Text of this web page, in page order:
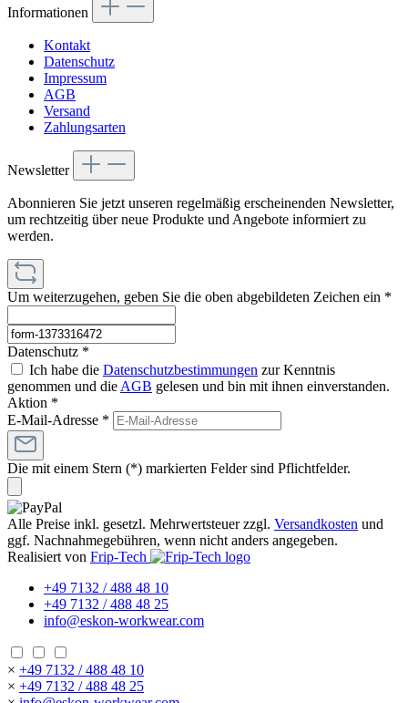
Informationen
Kontakt
Datenschutz
Impressum
AGB
Versand
Zahlungsarten
Newsletter
Abonnieren Sie jetzt unseren regelmäßig erscheinenden Newsletter,
um rechtzeitig über neue Produkte und Angebote informiert zu
werden.
Um weiterzugehen, geben Sie die oben abgebildeten Zeichen ein *
Datenschutz *
Ich habe die Datenschutzbestimmungen zur Kenntnis
genommen und die AGB gelesen und bin mit ihnen einverstanden.
Aktion *
E-Mail-Adresse *
Die mit einem Stern (*) markierten Felder sind Pflichtfelder.
Alle Preise inkl. gesetzl. Mehrwertsteuer zzgl. Versandkosten und
ggf. Nachnahmegebühren, wenn nicht anders angegeben.
Realisiert von Frip-Tech
+49 7132 / 488 48 10
+49 7132 / 488 48 25
info@eskon-workwear.com
× +49 7132 / 488 48 10
× +49 7132 / 488 48 25